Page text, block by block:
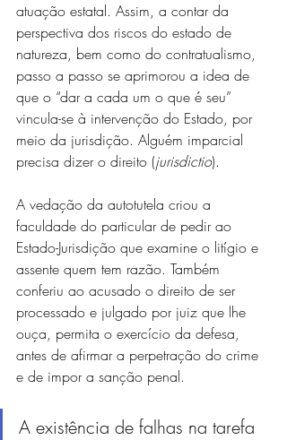
atuação estatal. Assim, a contar da
perspectiva dos riscos do estado de
natureza, bem como do contratualismo,
passo a passo se aprimorou a idea de
que o “dar a cada um o que é seu”
vincula-se à intervenção do Estado, por
meio da jurisdição. Alguém imparcial
precisa dizer o direito (jurisdictio).
A vedação da autotutela criou a
faculdade do particular de pedir ao
Estado-Jurisdição que examine o litígio e
assente quem tem razão. Também
conferiu ao acusado o direito de ser
processado e julgado por juiz que lhe
ouça, permita o exercício da defesa,
antes de afirmar a perpetração do crime
e de impor a sanção penal.
A existência de falhas na tarefa